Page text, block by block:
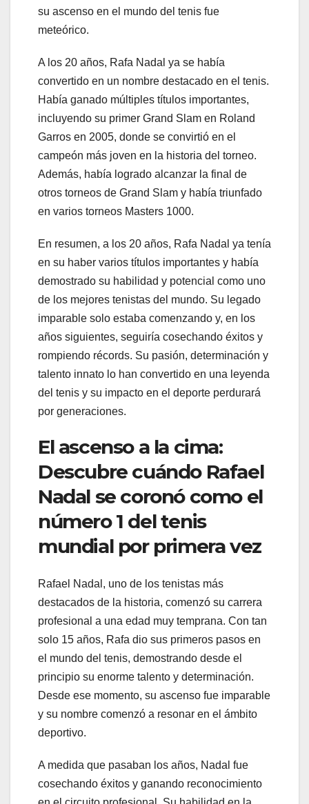
su ascenso en el mundo del tenis fue
meteórico.
A los 20 años, Rafa Nadal ya se había
convertido en un nombre destacado en el tenis.
Había ganado múltiples títulos importantes,
incluyendo su primer Grand Slam en Roland
Garros en 2005, donde se convirtió en el
campeón más joven en la historia del torneo.
Además, había logrado alcanzar la final de
otros torneos de Grand Slam y había triunfado
en varios torneos Masters 1000.
En resumen, a los 20 años, Rafa Nadal ya tenía
en su haber varios títulos importantes y había
demostrado su habilidad y potencial como uno
de los mejores tenistas del mundo. Su legado
imparable solo estaba comenzando y, en los
años siguientes, seguiría cosechando éxitos y
rompiendo récords. Su pasión, determinación y
talento innato lo han convertido en una leyenda
del tenis y su impacto en el deporte perdurará
por generaciones.
El ascenso a la cima:
Descubre cuándo Rafael
Nadal se coronó como el
número 1 del tenis
mundial por primera vez
Rafael Nadal, uno de los tenistas más
destacados de la historia, comenzó su carrera
profesional a una edad muy temprana. Con tan
solo 15 años, Rafa dio sus primeros pasos en
el mundo del tenis, demostrando desde el
principio su enorme talento y determinación.
Desde ese momento, su ascenso fue imparable
y su nombre comenzó a resonar en el ámbito
deportivo.
A medida que pasaban los años, Nadal fue
cosechando éxitos y ganando reconocimiento